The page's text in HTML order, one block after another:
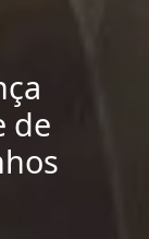
de